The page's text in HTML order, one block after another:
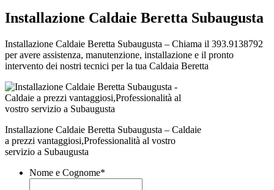
Installazione Caldaie Beretta Subaugusta
Installazione Caldaie Beretta Subaugusta – Chiama il 393.9138792
per avere assistenza, manutenzione, installazione e il pronto
intervento dei nostri tecnici per la tua Caldaia Beretta
Installazione Caldaie Beretta Subaugusta – Caldaie
a prezzi vantaggiosi,Professionalità al vostro
servizio a Subaugusta
Nome e Cognome*